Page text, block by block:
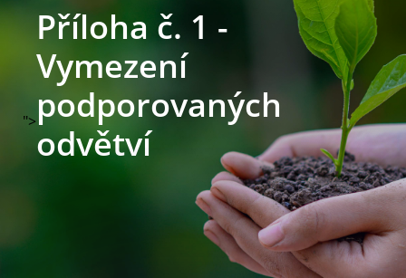
">
Příloha č. 1 -
Vymezení
podporovaných
odvětví